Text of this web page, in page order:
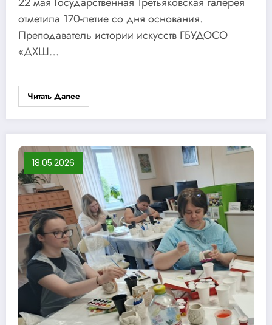
отметила 170-летие со дня основания.
Преподаватель истории искусств ГБУДОСО
«ДХШ…
Читать Далее
18.05.2026